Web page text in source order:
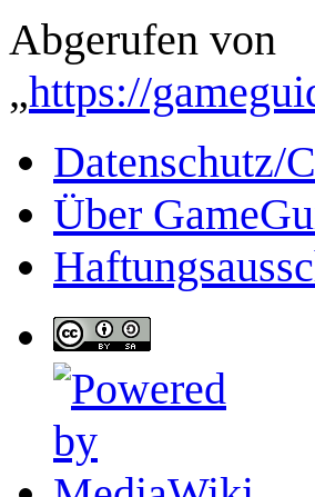
Abgerufen von
„https://
Datenschutz/
Über